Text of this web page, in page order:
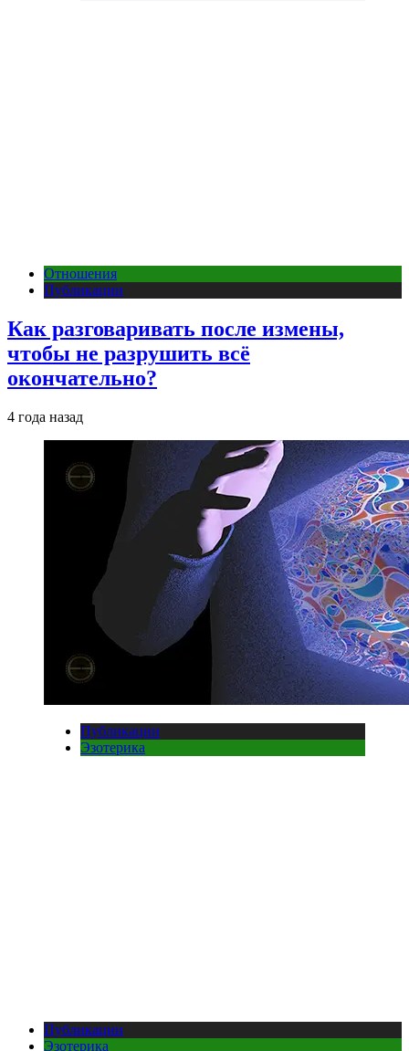
Отношения
Публикации
Как разговаривать после измены,
чтобы не разрушить всё
окончательно?
4 года назад
Публикации
Эзотерика
Публикации
Эзотерика